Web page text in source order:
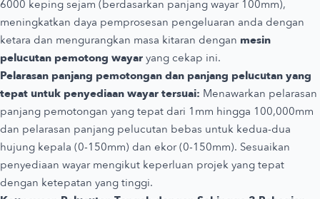
6000 keping sejam (berdasarkan panjang wayar 100mm),
meningkatkan daya pemprosesan pengeluaran anda dengan
ketara dan mengurangkan masa kitaran dengan mesin
pelucutan pemotong wayar yang cekap ini.
Pelarasan panjang pemotongan dan panjang pelucutan yang
tepat untuk penyediaan wayar tersuai: Menawarkan pelarasan
panjang pemotongan yang tepat dari 1mm hingga 100,000mm
dan pelarasan panjang pelucutan bebas untuk kedua-dua
hujung kepala (0-150mm) dan ekor (0-150mm). Sesuaikan
penyediaan wayar mengikut keperluan projek yang tepat
dengan ketepatan yang tinggi.